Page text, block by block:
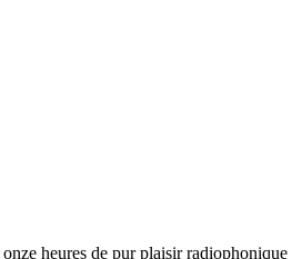
heures de pur plaisir